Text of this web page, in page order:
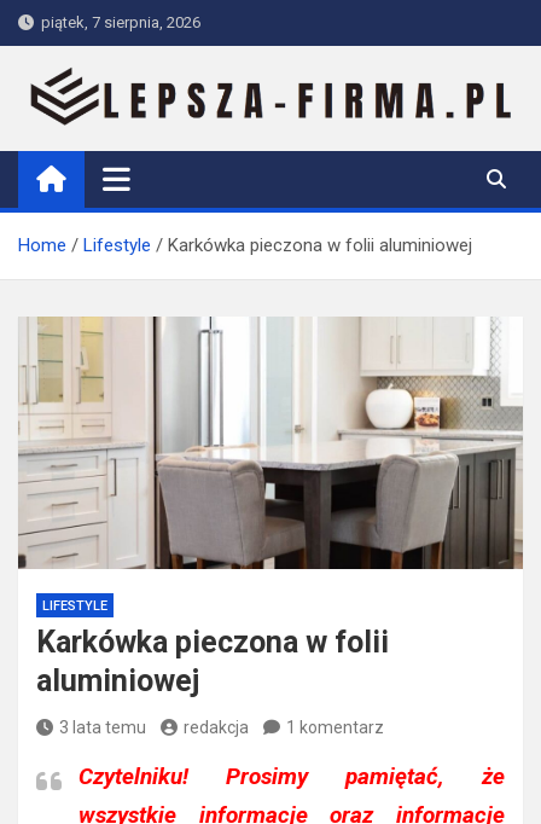
Skip
to
content
piątek, 7 sierpnia, 2026
Lepsza-firma.pl
Home Lifestyle Karkówka pieczona w folii aluminiowej
LIFESTYLE
Karkówka pieczona w folii
aluminiowej
3 lata temu redakcja 1 komentarz
Czytelniku!Prosimy pamiętać, że
wszystkie informacje oraz informacje